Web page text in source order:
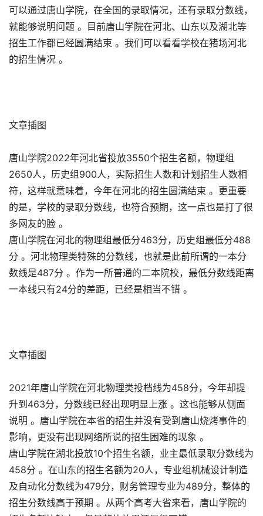
可以通过唐山学院，在全国的录取情况，还有录取分数线，
就能够说明问题 。目前唐山学院在河北、山东以及湖北等
招生工作都已经圆满结束 。我们可以看看学校在猪场河北
的招生情况 。
文章插图
唐山学院2022年河北省投放3550个招生名额，物理组
2650人，历史组900人，实际招生人数和计划招生人数相
符，这样就意味着，今年在河北的招生圆满结束 。更重要
的是，学校的录取分数线，也符合预期，这一点也是打了很
多网友的脸 。
唐山学院在河北的物理组最低分463分，历史组最低分488
分 。河北物理类特殊的分数线，也就是此前所谓的一本分
数线是487分 。作为一所普通的二本院校，最低分数线距离
一本线只有24分的差距，已经是相当不错 。
文章插图
2021年唐山学院在河北物理类投档线为458分，今年却提
升到463分，分数线已经出现明显上涨 。这也能够从侧面
说明 。唐山学院在本省的招生并没有受到唐山烧烤事件的
影响，更没有出现网络所说的招生困难的现象 。
唐山学院在湖北投放10个招生名额，业主最低录取分数线为
458分 。在山东的招生名额为20人，专业组机械设计制造
及自动化分数线为479分，财务管理专业为489分，整体的
招生分数线高于预期 。从两个高考大省来看，唐山学院的